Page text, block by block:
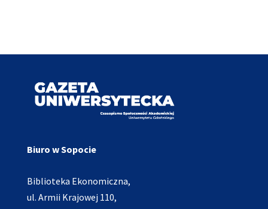
Biuro w Sopocie
Biblioteka Ekonomiczna,
ul. Armii Krajowej 110,